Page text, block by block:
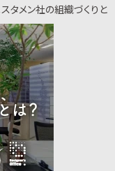
スタメン社の組織づくりと